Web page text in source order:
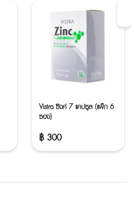
Vistra ซิงค์ 7 แคปซูล (แพ็ก 6
ซอง)
฿ 300